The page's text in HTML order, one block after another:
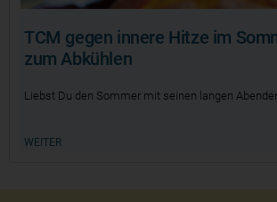
TCM gegen innere Hitze im
zum Abkühlen
Liebst Du den Sommer mit seinen langen
WEITER